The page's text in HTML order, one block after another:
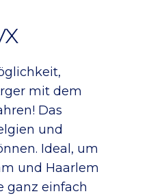
mit dem
Das
und
Ideal, um
und Haarlem
ganz einfach